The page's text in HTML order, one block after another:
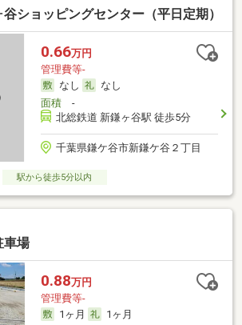
ショッピングセンター（平日定期）
0.66万円
管理費等-
なし
なし
面積-
北総鉄道 新鎌ヶ谷駅 徒歩5分
千葉県鎌ケ谷市新鎌ケ谷２丁目
駅から徒歩5分以内
車場
0.88万円
管理費等-
1ヶ月
1ヶ月